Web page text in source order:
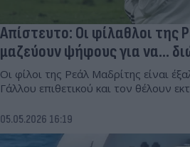
Απίστευτο: Οι φίλαθλοι της
μαζεύουν ψήφους για να...
Οι φίλοι της Ρεάλ Μαδρίτης είναι
Γάλλου επιθετικού και τον θέλουν
05.05.2026 16:19